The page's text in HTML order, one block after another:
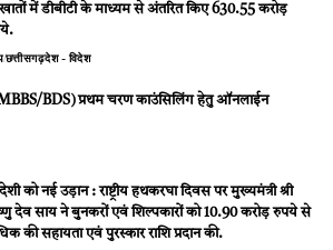
में डीबीटी के माध्यम से अंतरित किए 630.55 करोड़
छत्तीसगढ़देश - विदेश
BDS) प्रथम चरण काउंसिलिंग हेतु ऑनलाईन
को नई उड़ान : राष्ट्रीय हथकरघा दिवस पर मुख्यमंत्री श्री
देव साय ने बुनकरों एवं शिल्पकारों को 10.90 करोड़ रुपये से
की सहायता एवं पुरस्कार राशि प्रदान की.